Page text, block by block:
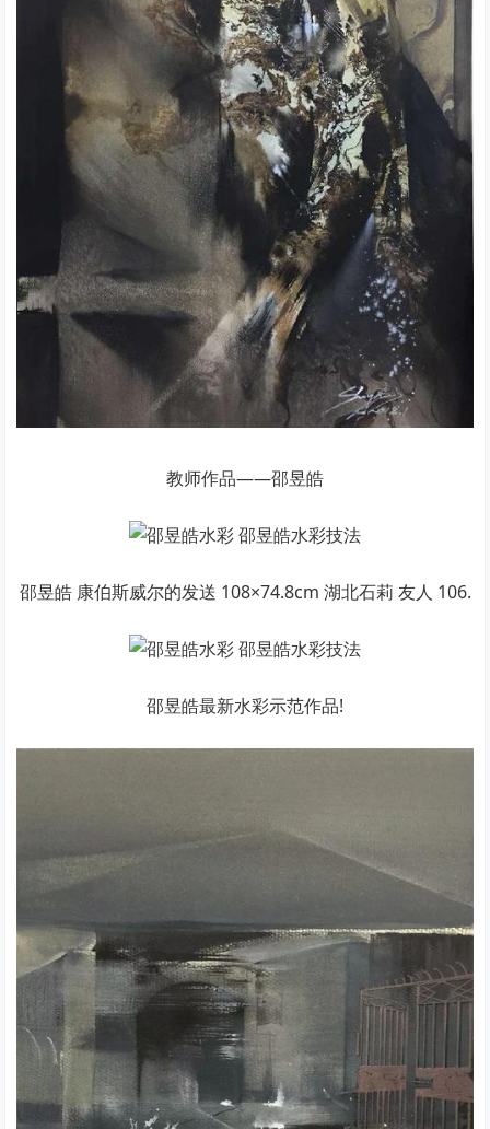
教师作品——邵昱皓
邵昱皓 康伯斯威尔的发送 108×74.8cm 湖北石莉 友人 106.
邵昱皓最新水彩示范作品!